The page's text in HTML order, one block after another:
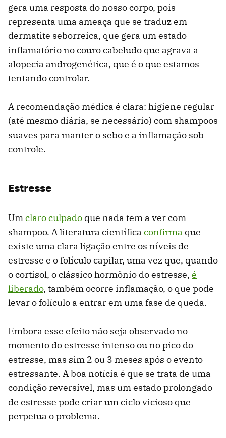
gera uma resposta do nosso corpo, pois
representa uma ameaça que se traduz em
dermatite seborreica, que gera um estado
inflamatório no couro cabeludo que agrava a
alopecia androgenética, que é o que estamos
tentando controlar.
A recomendação médica é clara: higiene regular
(até mesmo diária, se necessário) com shampoos
suaves para manter o sebo e a inflamação sob
controle.
Estresse
Umclaro culpado que nada tem a ver com
shampoo. A literatura científica confirma que
existe uma clara ligação entre os níveis de
estresse e o folículo capilar, uma vez que, quando
o cortisol, o clássico hormônio do estresse, é
liberado, também ocorre inflamação, o que pode
levar o folículo a entrar em uma fase de queda.
Embora esse efeito não seja observado no
momento do estresse intenso ou no pico do
estresse, mas sim 2 ou 3 meses após o evento
estressante. A boa notícia é que se trata de uma
condição reversível, mas um estado prolongado
de estresse pode criar um ciclo vicioso que
perpetua o problema.